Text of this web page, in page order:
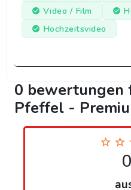
Video / Film
Hochzeitsvideo
0 bewertungen
Pfeffel -